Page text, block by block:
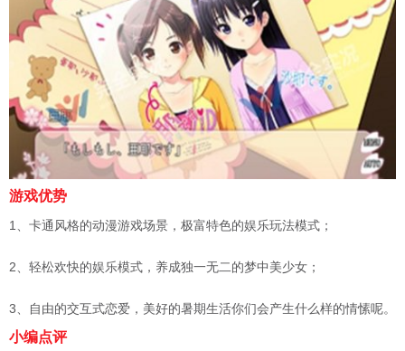
游戏优势
1、卡通风格的动漫游戏场景，极富特色的娱乐玩法模式；
2、轻松欢快的娱乐模式，养成独一无二的梦中美少女；
3、自由的交互式恋爱，美好的暑期生活你们会产生什么样的情愫呢。
小编点评